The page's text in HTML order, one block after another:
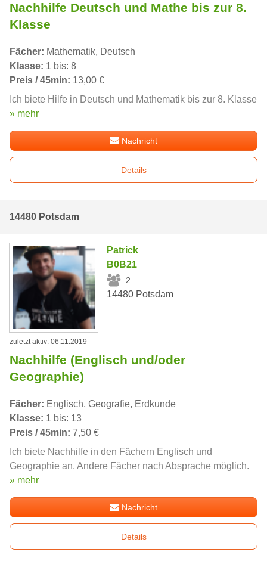
Nachhilfe Deutsch und Mathe bis zur 8.
Klasse
Fächer: Mathematik, Deutsch
Klasse: 1 bis: 8
Preis / 45min: 13,00 €
Ich biete Hilfe in Deutsch und Mathematik bis zur 8. Klasse
» mehr
Nachricht
Details
14480 Potsdam
Patrick
B0B21
2
14480 Potsdam
zuletzt aktiv: 06.11.2019
Nachhilfe (Englisch und/oder
Geographie)
Fächer: Englisch, Geografie, Erdkunde
Klasse: 1 bis: 13
Preis / 45min: 7,50 €
Ich biete Nachhilfe in den Fächern Englisch und
Geographie an. Andere Fächer nach Absprache möglich.
» mehr
Nachricht
Details